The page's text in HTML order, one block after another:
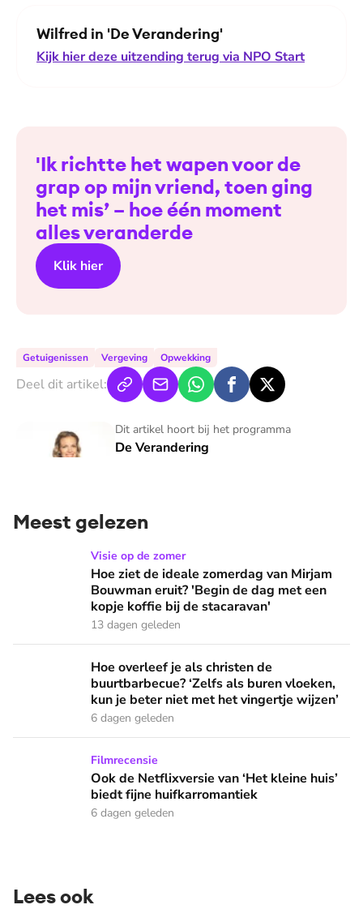
Wilfred in 'De Verandering'
Kijk hier deze uitzending terug via NPO Start
'Ik richtte het wapen voor de
grap op mijn vriend, toen ging
het mis’ – hoe één moment
alles veranderde
Klik hier
Getuigenissen Vergeving Opwekking
Deel dit artikel:
Dit artikel hoort bij het programma
De Verandering
De Verandering
Meest gelezen
Hoe ziet de ideale zomerdag van Mirjam Bouwman eruit?
Visie op de zomer
Hoe ziet de ideale zomerdag van Mirjam
Bouwman eruit? 'Begin de dag met een
kopje koffie bij de stacaravan'
13 dagen geleden
Hoe overleef je als christen de buurtbarbecue? ‘Zelfs als
Hoe overleef je als christen de
buurtbarbecue? ‘Zelfs als buren vloeken,
kun je beter niet met het vingertje wijzen’
6 dagen geleden
Ook de Netflixversie van ‘Het kleine huis’ biedt fijne
Filmrecensie
Ook de Netflixversie van ‘Het kleine huis’
biedt fijne huifkarromantiek
6 dagen geleden
Lees ook